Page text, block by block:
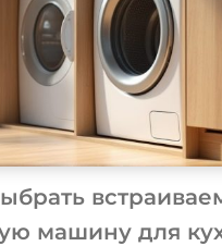
машину для